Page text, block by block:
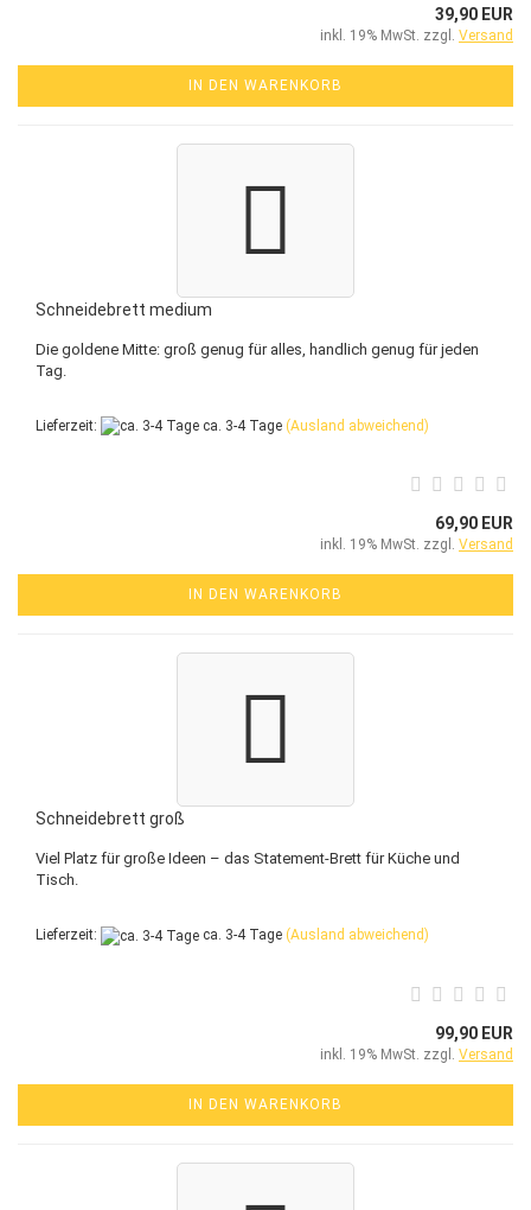
39,90 EUR
inkl. 19% MwSt. zzgl. Versand
IN DEN WARENKORB
Schneidebrett medium
Die goldene Mitte: groß genug für alles, handlich genug für jeden
Tag.
Lieferzeit: ca. 3-4 Tage (Ausland abweichend)
69,90 EUR
inkl. 19% MwSt. zzgl. Versand
IN DEN WARENKORB
Schneidebrett groß
Viel Platz für große Ideen – das Statement-Brett für Küche und
Tisch.
Lieferzeit: ca. 3-4 Tage (Ausland abweichend)
99,90 EUR
inkl. 19% MwSt. zzgl. Versand
IN DEN WARENKORB